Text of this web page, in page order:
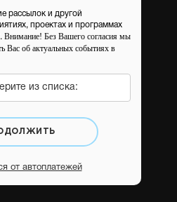
рассылок и другой
проектах и программах
Внимание! Без Вашего согласия мы
Вас об актуальных событиях в
из списка:
от автоплатежей